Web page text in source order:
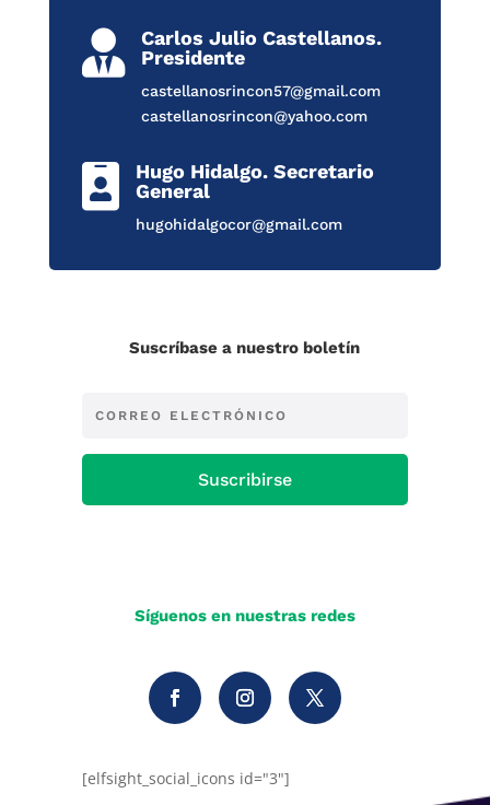

Carlos Julio Castellanos.
Presidente
castellanosrincon57@gmail.com
castellanosrincon@yahoo.com

Hugo Hidalgo. Secretario
General
hugohidalgocor@gmail.com
Suscríbase a nuestro boletín
Suscribirse
Síguenos en nuestras redes
[elfsight_social_icons id="3"]